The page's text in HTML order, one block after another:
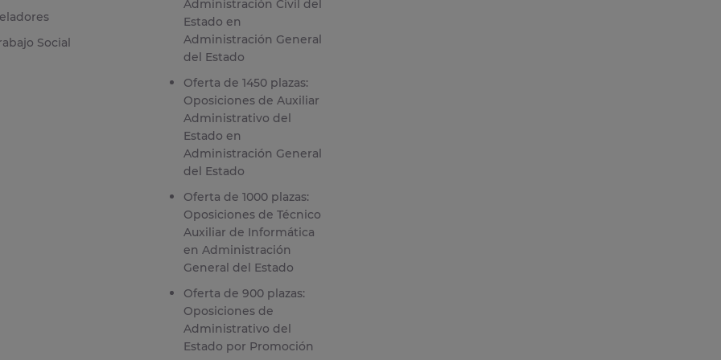
Social
Administración Civil del
Estado en
Administración General
del Estado
Oferta de 1450 plazas:
Oposiciones de Auxiliar
Administrativo del
Estado en
Administración General
del Estado
Oferta de 1000 plazas:
Oposiciones de Técnico
Auxiliar de Informática
en Administración
General del Estado
Oferta de 900 plazas:
Oposiciones de
Administrativo del
Estado por Promoción